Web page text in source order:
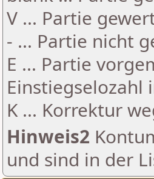
V ... Partie
- ... Partie nicht
E ... Partie
Einstiegselozahl
K ... Korrektur
Hinweis2
und sind in der